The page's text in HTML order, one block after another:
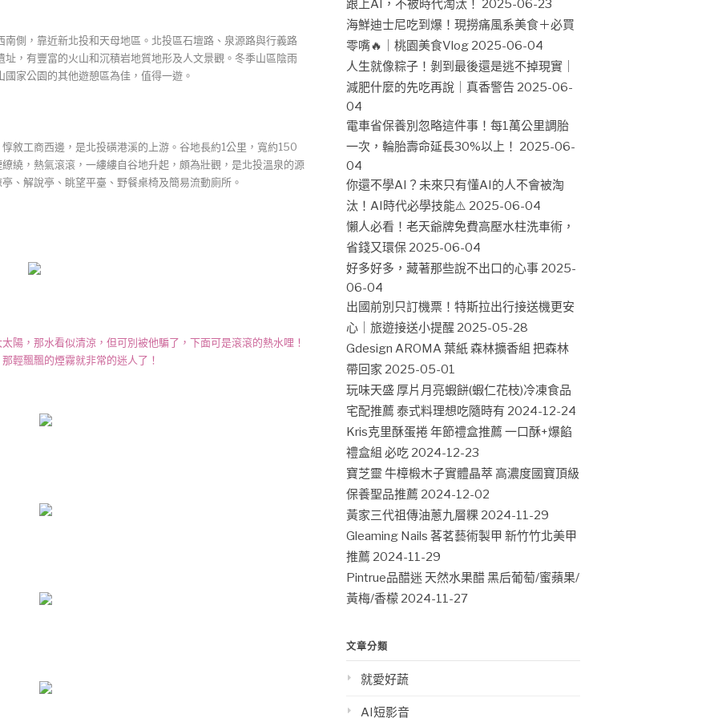
，靠近新北投和天母地區。北投區石壇路、泉源路與行義路
，有豐富的火山和沉積岩地質地形及人文景觀。冬季山區陰雨
家公園的其他遊憩區為佳，值得一遊。
工商西邊，是北投磺港溪的上游。谷地長約1公里，寬約150
繞，熱氣滾滾，一縷縷自谷地升起，頗為壯觀，是北投溫泉的源
、解說亭、眺望平臺、野餐桌椅及簡易流動廁所。
陽，那水看似清涼，但可別被他騙了，下面可是滾滾的熱水哩！
輕飄飄的煙霧就非常的迷人了！
跟上AI，不被時代淘汰！ 2025-06-23
海鮮迪士尼吃到爆！現撈痛風系美食＋必買
零嘴🔥｜桃園美食Vlog 2025-06-04
人生就像粽子！剝到最後還是逃不掉現實｜
減肥什麼的先吃再說｜真香警告 2025-06-
04
電車省保養別忽略這件事！每1萬公里調胎
一次，輪胎壽命延長30%以上！ 2025-06-
04
你還不學AI？未來只有懂AI的人不會被淘
汰！AI時代必學技能⚠️ 2025-06-04
懶人必看！老天爺牌免費高壓水柱洗車術，
省錢又環保 2025-06-04
好多好多，藏著那些說不出口的心事 2025-
06-04
出國前別只訂機票！特斯拉出行接送機更安
心｜旅遊接送小提醒 2025-05-28
Gdesign AROMA 葉紙 森林擴香組 把森林
帶回家 2025-05-01
玩味天盛 厚片月亮蝦餅(蝦仁花枝)冷凍食品
宅配推薦 泰式料理想吃隨時有 2024-12-24
Kris克里酥蛋捲 年節禮盒推薦 一口酥+爆餡
禮盒組 必吃 2024-12-23
寶芝靈 牛樟椴木子實體晶萃 高濃度國寶頂級
保養聖品推薦 2024-12-02
黃家三代祖傳油蔥九層粿 2024-11-29
Gleaming Nails 茖茗藝術製甲 新竹竹北美甲
推薦 2024-11-29
Pintrue品醋迷 天然水果醋 黑后葡萄/蜜蘋果/
黃梅/香檬 2024-11-27
文章分類
就愛好蔬
AI短影音